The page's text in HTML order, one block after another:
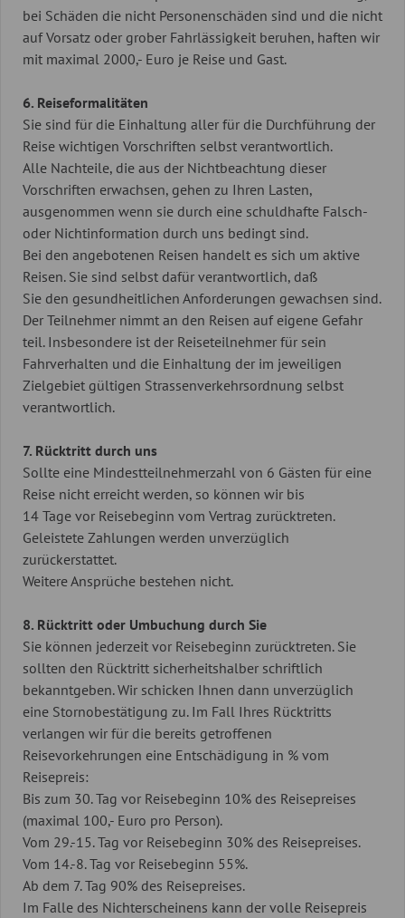
bei Schäden die nicht Personenschäden sind und die nicht
auf Vorsatz oder grober Fahrlässigkeit beruhen, haften wir
mit maximal 2000,- Euro je Reise und Gast.
6. Reiseformalitäten
Sie sind für die Einhaltung aller für die Durchführung der
Reise wichtigen Vorschriften selbst verantwortlich.
Alle Nachteile, die aus der Nichtbeachtung dieser
Vorschriften erwachsen, gehen zu Ihren Lasten,
ausgenommen wenn sie durch eine schuldhafte Falsch-
oder Nichtinformation durch uns bedingt sind.
Bei den angebotenen Reisen handelt es sich um aktive
Reisen. Sie sind selbst dafür verantwortlich, daß
Sie den gesundheitlichen Anforderungen gewachsen sind.
Der Teilnehmer nimmt an den Reisen auf eigene Gefahr
teil. Insbesondere ist der Reiseteilnehmer für sein
Fahrverhalten und die Einhaltung der im jeweiligen
Zielgebiet gültigen Strassenverkehrsordnung selbst
verantwortlich.
7. Rücktritt durch uns
Sollte eine Mindestteilnehmerzahl von 6 Gästen für eine
Reise nicht erreicht werden, so können wir bis
14 Tage vor Reisebeginn vom Vertrag zurücktreten.
Geleistete Zahlungen werden unverzüglich
zurückerstattet.
Weitere Ansprüche bestehen nicht.
8. Rücktritt oder Umbuchung durch Sie
Sie können jederzeit vor Reisebeginn zurücktreten. Sie
sollten den Rücktritt sicherheitshalber schriftlich
bekanntgeben. Wir schicken Ihnen dann unverzüglich
eine Stornobestätigung zu. Im Fall Ihres Rücktritts
verlangen wir für die bereits getroffenen
Reisevorkehrungen eine Entschädigung in % vom
Reisepreis:
Bis zum 30. Tag vor Reisebeginn 10% des Reisepreises
(maximal 100,- Euro pro Person).
Vom 29.-15. Tag vor Reisebeginn 30% des Reisepreises.
Vom 14.-8. Tag vor Reisebeginn 55%.
Ab dem 7. Tag 90% des Reisepreises.
Im Falle des Nichterscheinens kann der volle Reisepreis